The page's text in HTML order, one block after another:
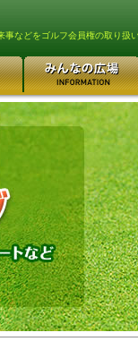
などをゴルフ会員権の取り扱